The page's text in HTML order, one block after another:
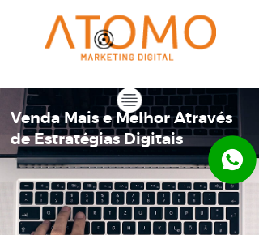
Venda Mais e Melhor Através
de Estratégias Digitais